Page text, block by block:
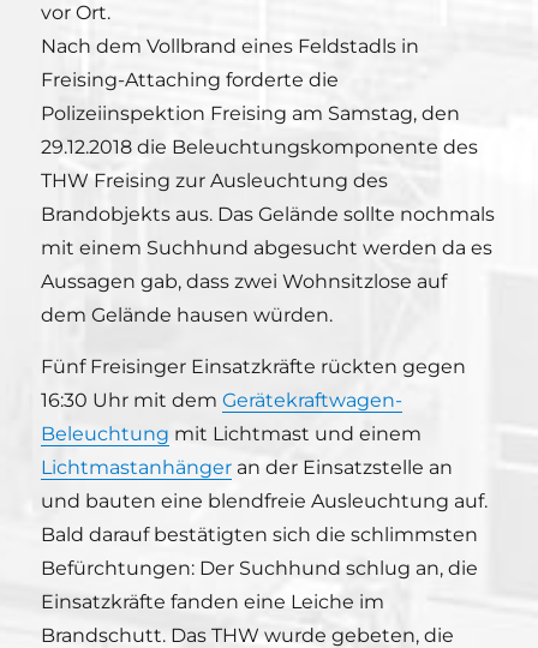
vor Ort.
Nach dem Vollbrand eines Feldstadls in
Freising-Attaching forderte die
Polizeiinspektion Freising am Samstag, den
29.12.2018 die Beleuchtungskomponente des
THW Freising zur Ausleuchtung des
Brandobjekts aus. Das Gelände sollte nochmals
mit einem Suchhund abgesucht werden da es
Aussagen gab, dass zwei Wohnsitzlose auf
dem Gelände hausen würden.
Fünf Freisinger Einsatzkräfte rückten gegen
16:30 Uhr mit demGerätekraftwagen-
Beleuchtung mit Lichtmast und einem
Lichtmastanhänger an der Einsatzstelle an
und bauten eine blendfreie Ausleuchtung auf.
Bald darauf bestätigten sich die schlimmsten
Befürchtungen: Der Suchhund schlug an, die
Einsatzkräfte fanden eine Leiche im
Brandschutt. Das THW wurde gebeten, die